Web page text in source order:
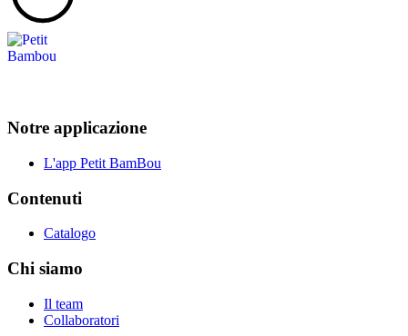
Notre applicazione
L'app Petit BamBou
Contenuti
Catalogo
Chi siamo
Il team
Collaboratori